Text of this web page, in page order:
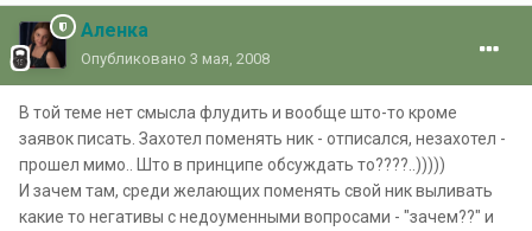
Аленка
Опубликовано 3 мая, 2008
В той теме нет смысла флудить и вообще што-то кроме
заявок писать. Захотел поменять ник - отписался, незахотел -
прошел мимо.. Што в принципе обсуждать то????..)))))
И зачем там, среди желающих поменять свой ник выливать
какие то негативы с недоуменными вопросами - "зачем??" и